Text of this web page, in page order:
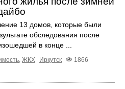
13 домов, которые были
обследования после
в конце ...
ЖКХ Иркутск
1866